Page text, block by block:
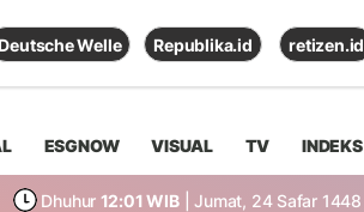
Deutsche Welle Republika.id retizen.id
ESGNOW VISUAL TV INDEKS
Dhuhur 12:01 WIB | Jumat, 24 Safar 1448